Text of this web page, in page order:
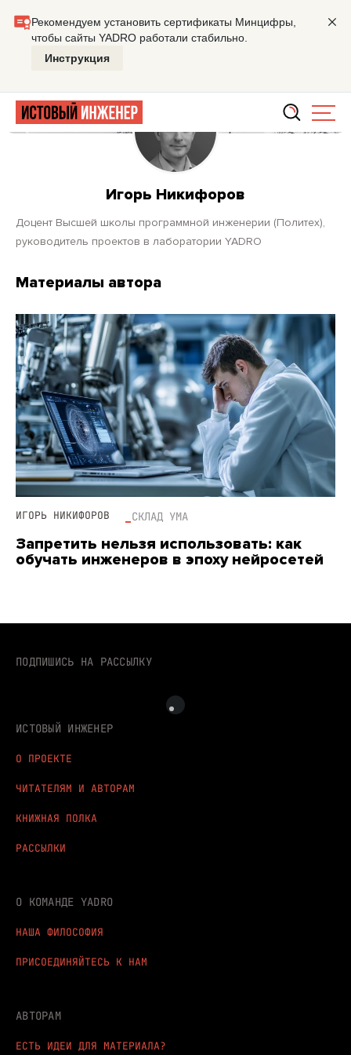
Главная Игорь Никифоров
Игорь Никифоров
доцент Высшей школы программной инженерии (Политех),
руководитель проектов в лаборатории YADRO
Материалы автора
ИГОРЬ НИКИФОРОВ СКЛАД УМА
Запретить нельзя использовать: как
обучать инженеров в эпоху нейросетей
ИСТОВЫЙ ИНЖЕНЕР
О ПРОЕКТЕ
ЧИТАТЕЛЯМ И АВТОРАМ
КНИЖНАЯ ПОЛКА
РАССЫЛКИ
О КОМАНДЕ YADRO
НАША ФИЛОСОФИЯ
ПРИСОЕДИНЯЙТЕСЬ К НАМ
АВТОРАМ
ЕСТЬ ИДЕИ ДЛЯ МАТЕРИАЛА?
ПОДПИШИСЬ НА РАССЫЛКУ